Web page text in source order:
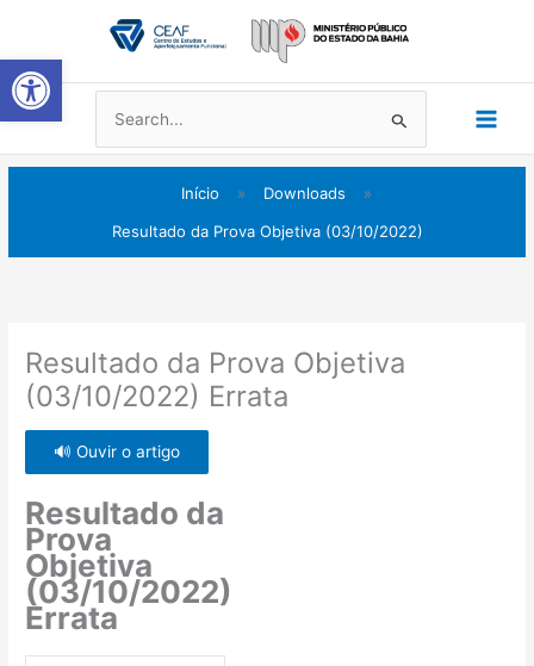
o
conteúdo
Pesquisar
por:
Início » Downloads
»
Resultado da Prova Objetiva (03/10/2022)
Resultado da Prova Objetiva
(03/10/2022) Errata
🔊 Ouvir o artigo
Resultado da
Prova
Objetiva
(03/10/2022)
Errata
Abrir a barra de ferramentas